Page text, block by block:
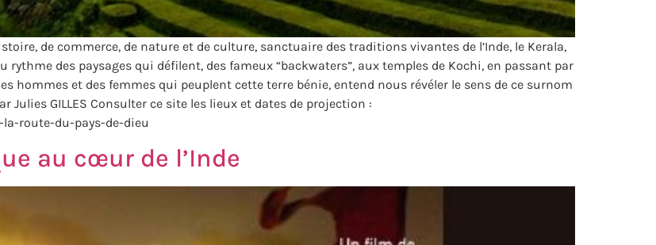
de commerce, de nature et de culture, sanctuaire des traditions vivantes de l’Inde, le Kerala,
des paysages qui défilent, des fameux “backwaters”, aux temples de Kochi, en passant par
hommes et des femmes qui peuplent cette terre bénie, entend nous révéler le sens de ce surnom
Julies GILLES Consulter ce site les lieux et dates de projection :
route-du-pays-de-dieu
au cœur de l’Inde